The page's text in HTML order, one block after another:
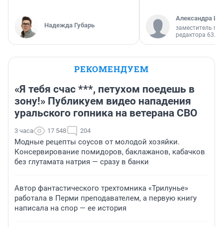
Надежда Губарь
Александра
заместитель
редактора 63.RU
РЕКОМЕНДУЕМ
«Я тебя счас ***, петухом поедешь в
зону!» Публикуем видео нападения
уральского гопника на ветерана СВО
3 часа 17 548 204
Модные рецепты соусов от молодой хозяйки.
Консервирование помидоров, баклажанов, кабачков
без глутамата натрия — сразу в банки
Автор фантастического трехтомника «Трилунье»
работала в Перми преподавателем, а первую книгу
написала на спор — ее история